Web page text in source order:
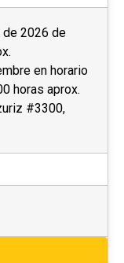
2026 de
en horario
horas aprox.
#3300,